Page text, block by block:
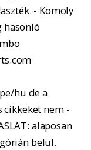
- Komoly
hasonló
hu de a
cikkeket nem -
alaposan
belül.